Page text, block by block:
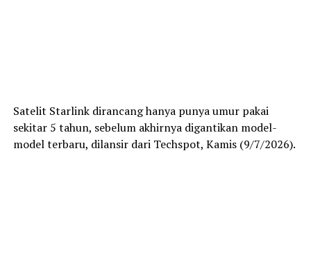
Satelit Starlink dirancang hanya punya umur pakai
sekitar 5 tahun, sebelum akhirnya digantikan model-
model terbaru, dilansir dari Techspot, Kamis (9/7/2026).